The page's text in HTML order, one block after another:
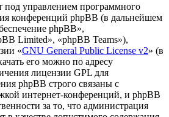
управлением программного
конференций phpBB (в дальнейшем
phpBB»,
Limited», «phpBB Teams»),
«GNU General Public License v2» (в
его можно по адресу
лицензии GPL для
phpBB строго связаны с
интернет-конференций, и phpBB
за то, что администрация